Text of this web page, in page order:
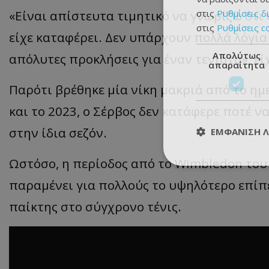
«Είναι απίστευτα τιμητικό να γνωρίζω
είχε καταφέρει. Δεν υπάρχουν πολλά
απόλυτες προκλήσεις για έναν τενίστα»,
Παρότι βρέθηκε μία νίκη μακριά από το
και το 2023, ο Σέρβος δεν κατάφερε ποτέ
στην ίδια σεζόν.
Ωστόσο, η περίοδος από το Wimbledon
παραμένει για πολλούς το υψηλότερο
παίκτης στο σύγχρονο τένις.
στιςΡυθμίσεις
στιςΡυθμίσεις
Απολύτως
απαραίτητα
ΕΜΦΆΝΙΣΗ